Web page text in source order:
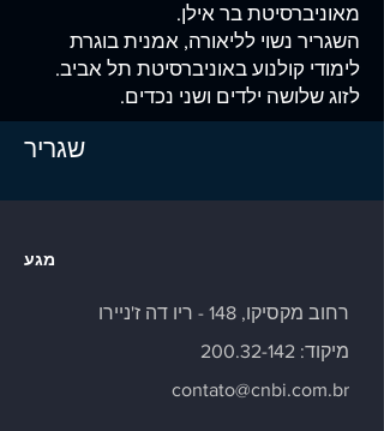
מאוניברסיטת בר אילן.
השגריר נשוי לליאורה, אמנית בוגרת
לימודי קולנוע באוניברסיטת תל אביב.
לזוג שלושה ילדים ושני נכדים.
שגריר
מגע
רחוב מקסיקו, 148 - ריו דה ז'ניירו
מיקוד: 200.32-142
contato@cnbi.com.br